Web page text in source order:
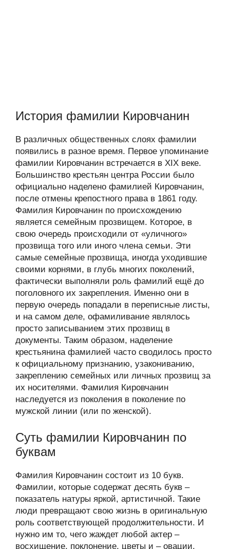
История фамилии Кировчанин
В различных общественных слоях фамилии
появились в разное время. Первое упоминание
фамилии Кировчанин встречается в XIX веке.
Большинство крестьян центра России было
официально наделено фамилией Кировчанин,
после отмены крепостного права в 1861 году.
Фамилия Кировчанин по происхождению
является семейным прозвищем. Которое, в
свою очередь происходили от «уличного»
прозвища того или иного члена семьи. Эти
самые семейные прозвища, иногда уходившие
своими корнями, в глубь многих поколений,
фактически выполняли роль фамилий ещё до
поголовного их закрепления. Именно они в
первую очередь попадали в переписные листы,
и на самом деле, офамиливание являлось
просто записыванием этих прозвищ в
документы. Таким образом, наделение
крестьянина фамилией часто сводилось просто
к официальному признанию, узакониванию,
закреплению семейных или личных прозвищ за
их носителями. Фамилия Кировчанин
наследуется из поколения в поколение по
мужской линии (или по женской).
Суть фамилии Кировчанин по
буквам
Фамилия Кировчанин состоит из 10 букв.
Фамилии, которые содержат десять букв –
показатель натуры яркой, артистичной. Такие
люди превращают свою жизнь в оригинальную
роль соответствующей продолжительности. И
нужно им то, чего жаждет любой актер –
восхищение, поклонение, цветы и – овации.